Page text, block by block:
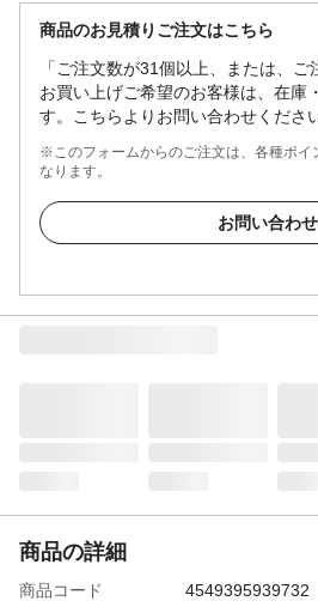
商品のお見積りご注文はこちら
「ご注文数が31個以上、または、
お買い上げご希望のお客様は、在庫
す。こちらよりお問い合わせください
※このフォームからのご注文は、各種ポイ
なります。
お問い合わせ
商品の詳細
商品コード
4549395939732